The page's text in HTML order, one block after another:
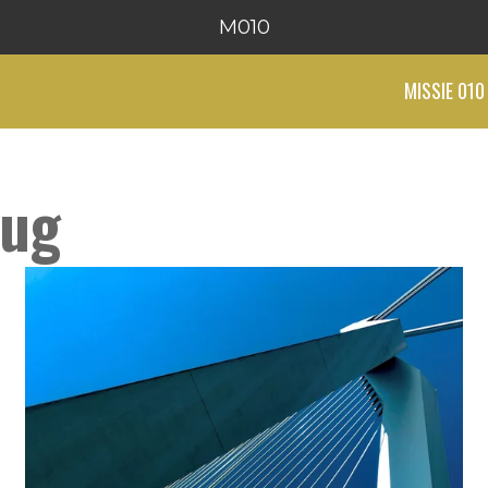
M010
MISSIE 010